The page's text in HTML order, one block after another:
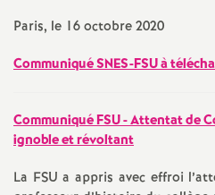
Paris, le 16 octobre 2020
Communiqué SNES-FSU à
Communiqué FSU - Attentat de
ignoble et révoltant
La FSU a appris avec effroi